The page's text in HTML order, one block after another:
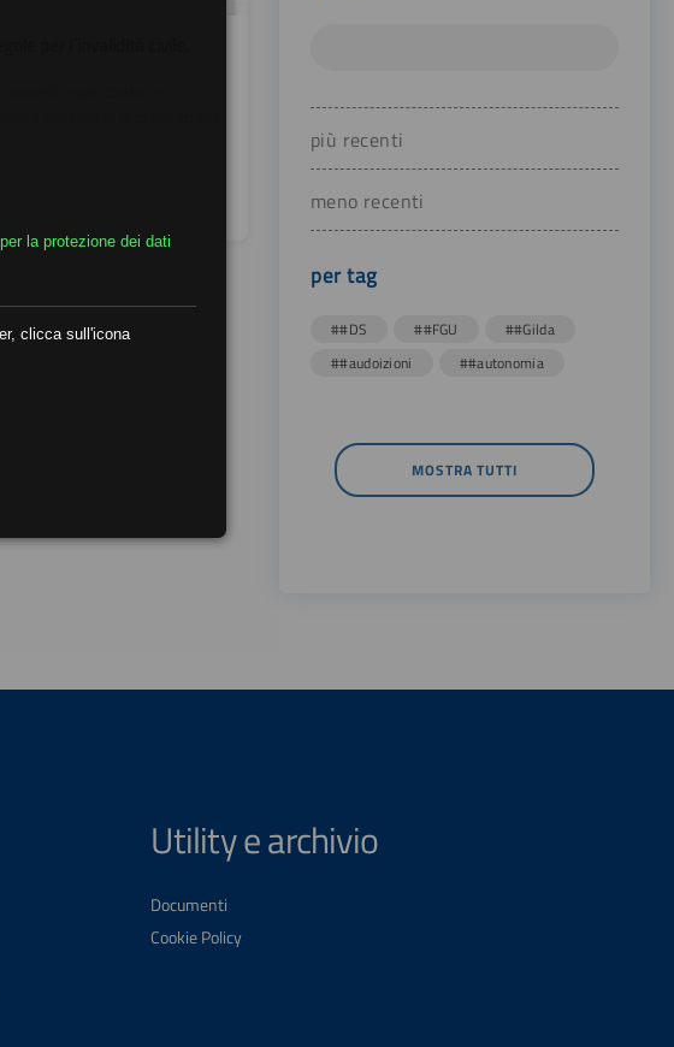
più recenti
meno recenti
per tag
##DS ##FGU
##Gilda
##audoizioni
##autonomia
MOSTRA TUTTI
Utility e archivio
Documenti
Cookie Policy
la protezione dei dati
clicca sull'icona